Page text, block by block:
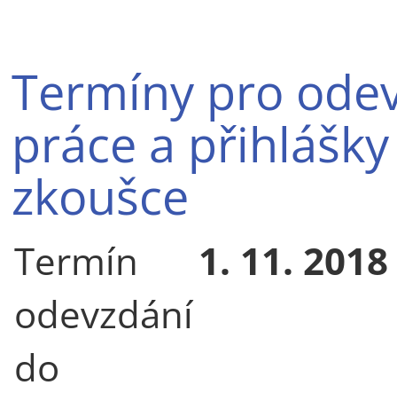
Termíny pro
práce a
zkoušce
Termín
odevzdání
do
1. 11. 2018